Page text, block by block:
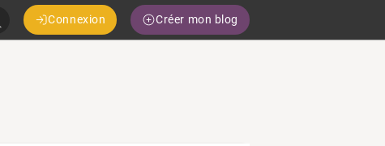
Connexion Créer mon blog